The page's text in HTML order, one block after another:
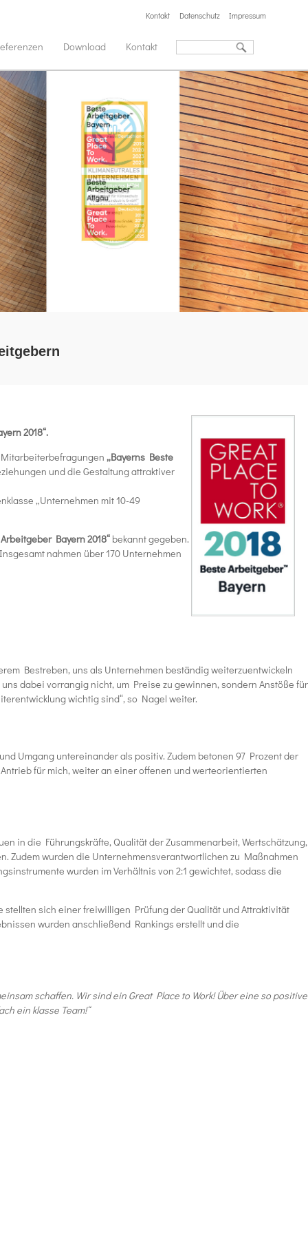
Kontakt Datenschutz Impressum
Download Kontakt
2018“.
„Bayerns Beste
und die Gestaltung attraktiver
„Unternehmen mit 10-49
Bayern 2018“bekannt gegeben.
nahmen über 170 Unternehmen
Bestreben, uns als Unternehmen beständig weiterzuentwickeln
dabei vorrangig nicht, um Preise zu gewinnen, sondern Anstöße für
wichtig sind“, so Nagel weiter.
Umgang untereinander als positiv. Zudem betonen 97 Prozent der
für mich, weiter an einer offenen und werteorientierten
in die Führungskräfte, Qualität der Zusammenarbeit, Wertschätzung,
Zudem wurden die Unternehmensverantwortlichen zu Maßnahmen
wurden im Verhältnis von 2:1 gewichtet, sodass die
stellten sich einer freiwilligen Prüfung der Qualität und Attraktivität
wurden anschließend Rankings erstellt und die
schaffen. Wir sind ein Great Place to Work! Über eine so positive
ein klasse Team!“